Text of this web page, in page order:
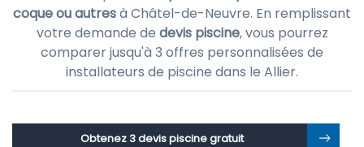
coque ou autresà Châtel-de-Neuvre. En remplissant
votre demande de devis piscine, vous pourrez
comparer jusqu'à 3 offres personnalisées de
installateurs de piscine dans le Allier.
Obtenez 3 devis piscine gratuit